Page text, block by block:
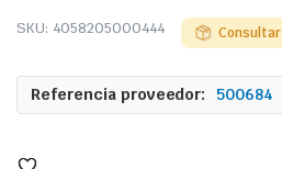
SKU: 4058205000444 Consultar
Referencia proveedor: 500684